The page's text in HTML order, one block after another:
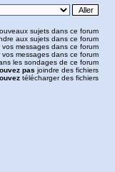
sujets dans ce forum
aux sujets dans ce forum
vos messages dans ce forum
vos messages dans ce forum
les sondages de ce forum
pas joindre des fichiers
télécharger des fichiers